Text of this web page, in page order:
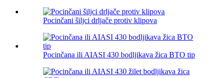
Pocinčani šiljci drljače protiv klipova
Pocinčana ili AIASI 430 bodljikava žica BTO tip